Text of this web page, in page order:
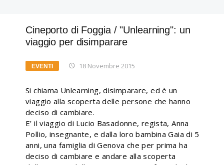
Cineporto di Foggia / "Unlearning": un
viaggio per disimparare
EVENTI 18 Novembre 2015
Si chiama Unlearning, disimparare, ed è un
viaggio alla scoperta delle persone che hanno
deciso di cambiare.
E’ il viaggio di Lucio Basadonne, regista, Anna
Pollio, insegnante, e dalla loro bambina Gaia di 5
anni, una famiglia di Genova che per prima ha
deciso di cambiare e andare alla scoperta